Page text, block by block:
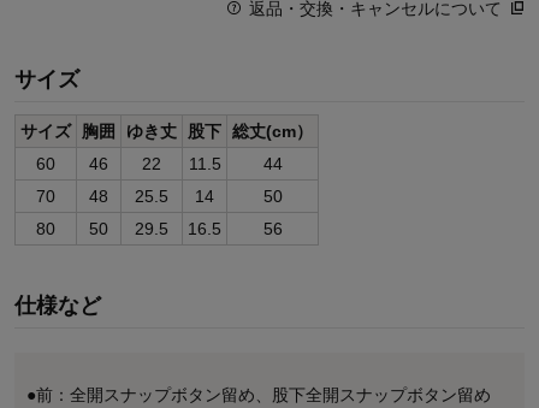
返品・交換・キャンセルについて
サイズ
サイズ 胸囲 ゆき丈 股下 総丈(cm）
60
46 22 11.5
44
70
48 25.5 14
50
80
50 29.5 16.5 56
仕様など
●前：全開スナップボタン留め、股下全開スナップボタン留め